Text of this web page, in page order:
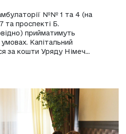
№№ 1 та 4 (на
та проспекті Б.
прийматимуть
Капітальний
за кошти Уряду Німеч...